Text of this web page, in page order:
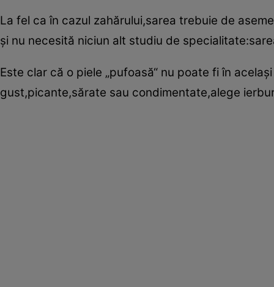
La fel ca în cazul zahărului,sarea trebuie de
şi nu necesită niciun alt studiu de
Este clar că o piele „pufoasă“ nu poate fi în
gust,picante,sărate sau condimentate,alege